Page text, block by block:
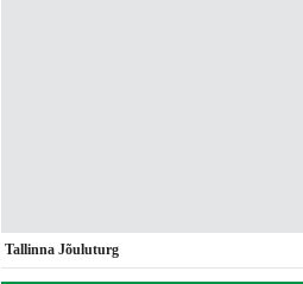
Tallinna Jõuluturg